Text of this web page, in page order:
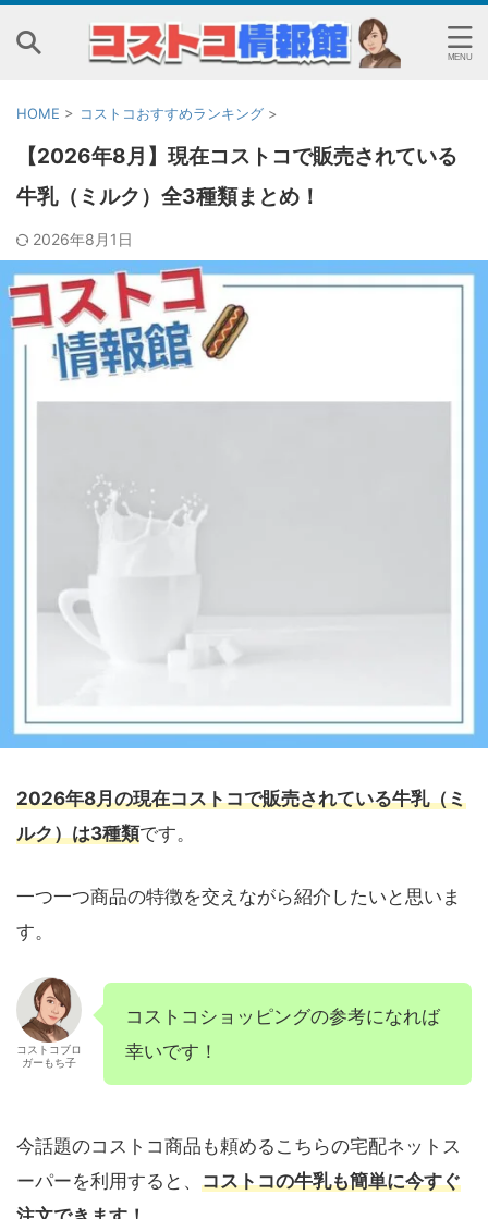
HOME > コストコおすすめランキング >
【2026年8月】現在コストコで販売されている
牛乳（ミルク）全3種類まとめ！
2026年8月1日
2026年8月の現在コストコで販売されている牛乳（ミ
ルク）は3種類です。
一つ一つ商品の特徴を交えながら紹介したいと思いま
す。
コストコブロ
ガーもち子
コストコショッピングの参考になれば
幸いです！
今話題のコストコ商品も頼めるこちらの宅配ネットス
ーパーを利用すると、 コストコの牛乳も簡単に今すぐ